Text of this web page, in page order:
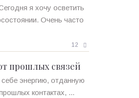
я хочу осветить
Очень часто
12
прошлых связей
энергию, отданную
контактах, ...